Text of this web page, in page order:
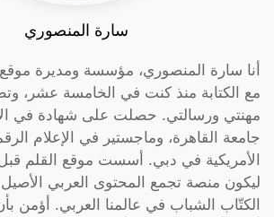
سارة المنصوري
أنا سارة المنصوري، مؤسسة ومديرة
مع الكتابة منذ كنت في الخامسة عشر،
مهنتي ورسالتي. حصلت على شهادة في
جامعة القاهرة، وماجستير في الإعلام
الأمريكية في دبي. أسست موقع القلم
ليكون منصة تجمع المحتوى العربي الأصيل
الكتّاب الشباب في عالمنا العربي. أؤمن